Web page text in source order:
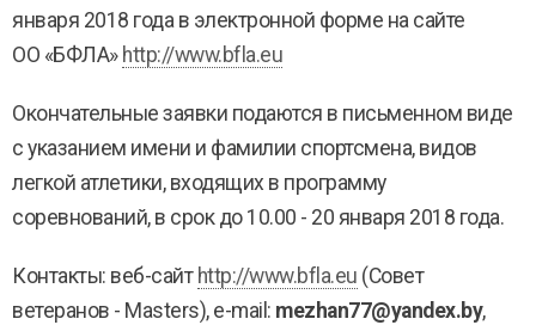
января 2018 года в электронной форме на сайте
ОО «БФЛА» http://www.bfla.eu
Окончательные заявки подаются в письменном виде
с указанием имени и фамилии спортсмена, видов
легкой атлетики, входящих в программу
соревнований, в срок до 10.00 - 20 января 2018 года.
Контакты: веб-сайт http://www.bfla.eu (Совет
ветеранов - Masters), e-mail: mezhan77@yandex.by,